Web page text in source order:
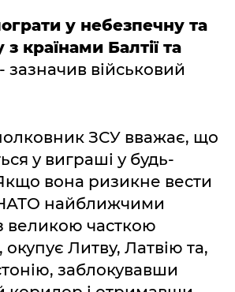
у небезпечну та
країнами Балтії та
- зазначив військовий
ЗСУ вважає, що
у виграші у будь-
вона ризикне вести
НАТО найближчими
великою часткою
окупує Литву, Латвію та,
заблокувавши